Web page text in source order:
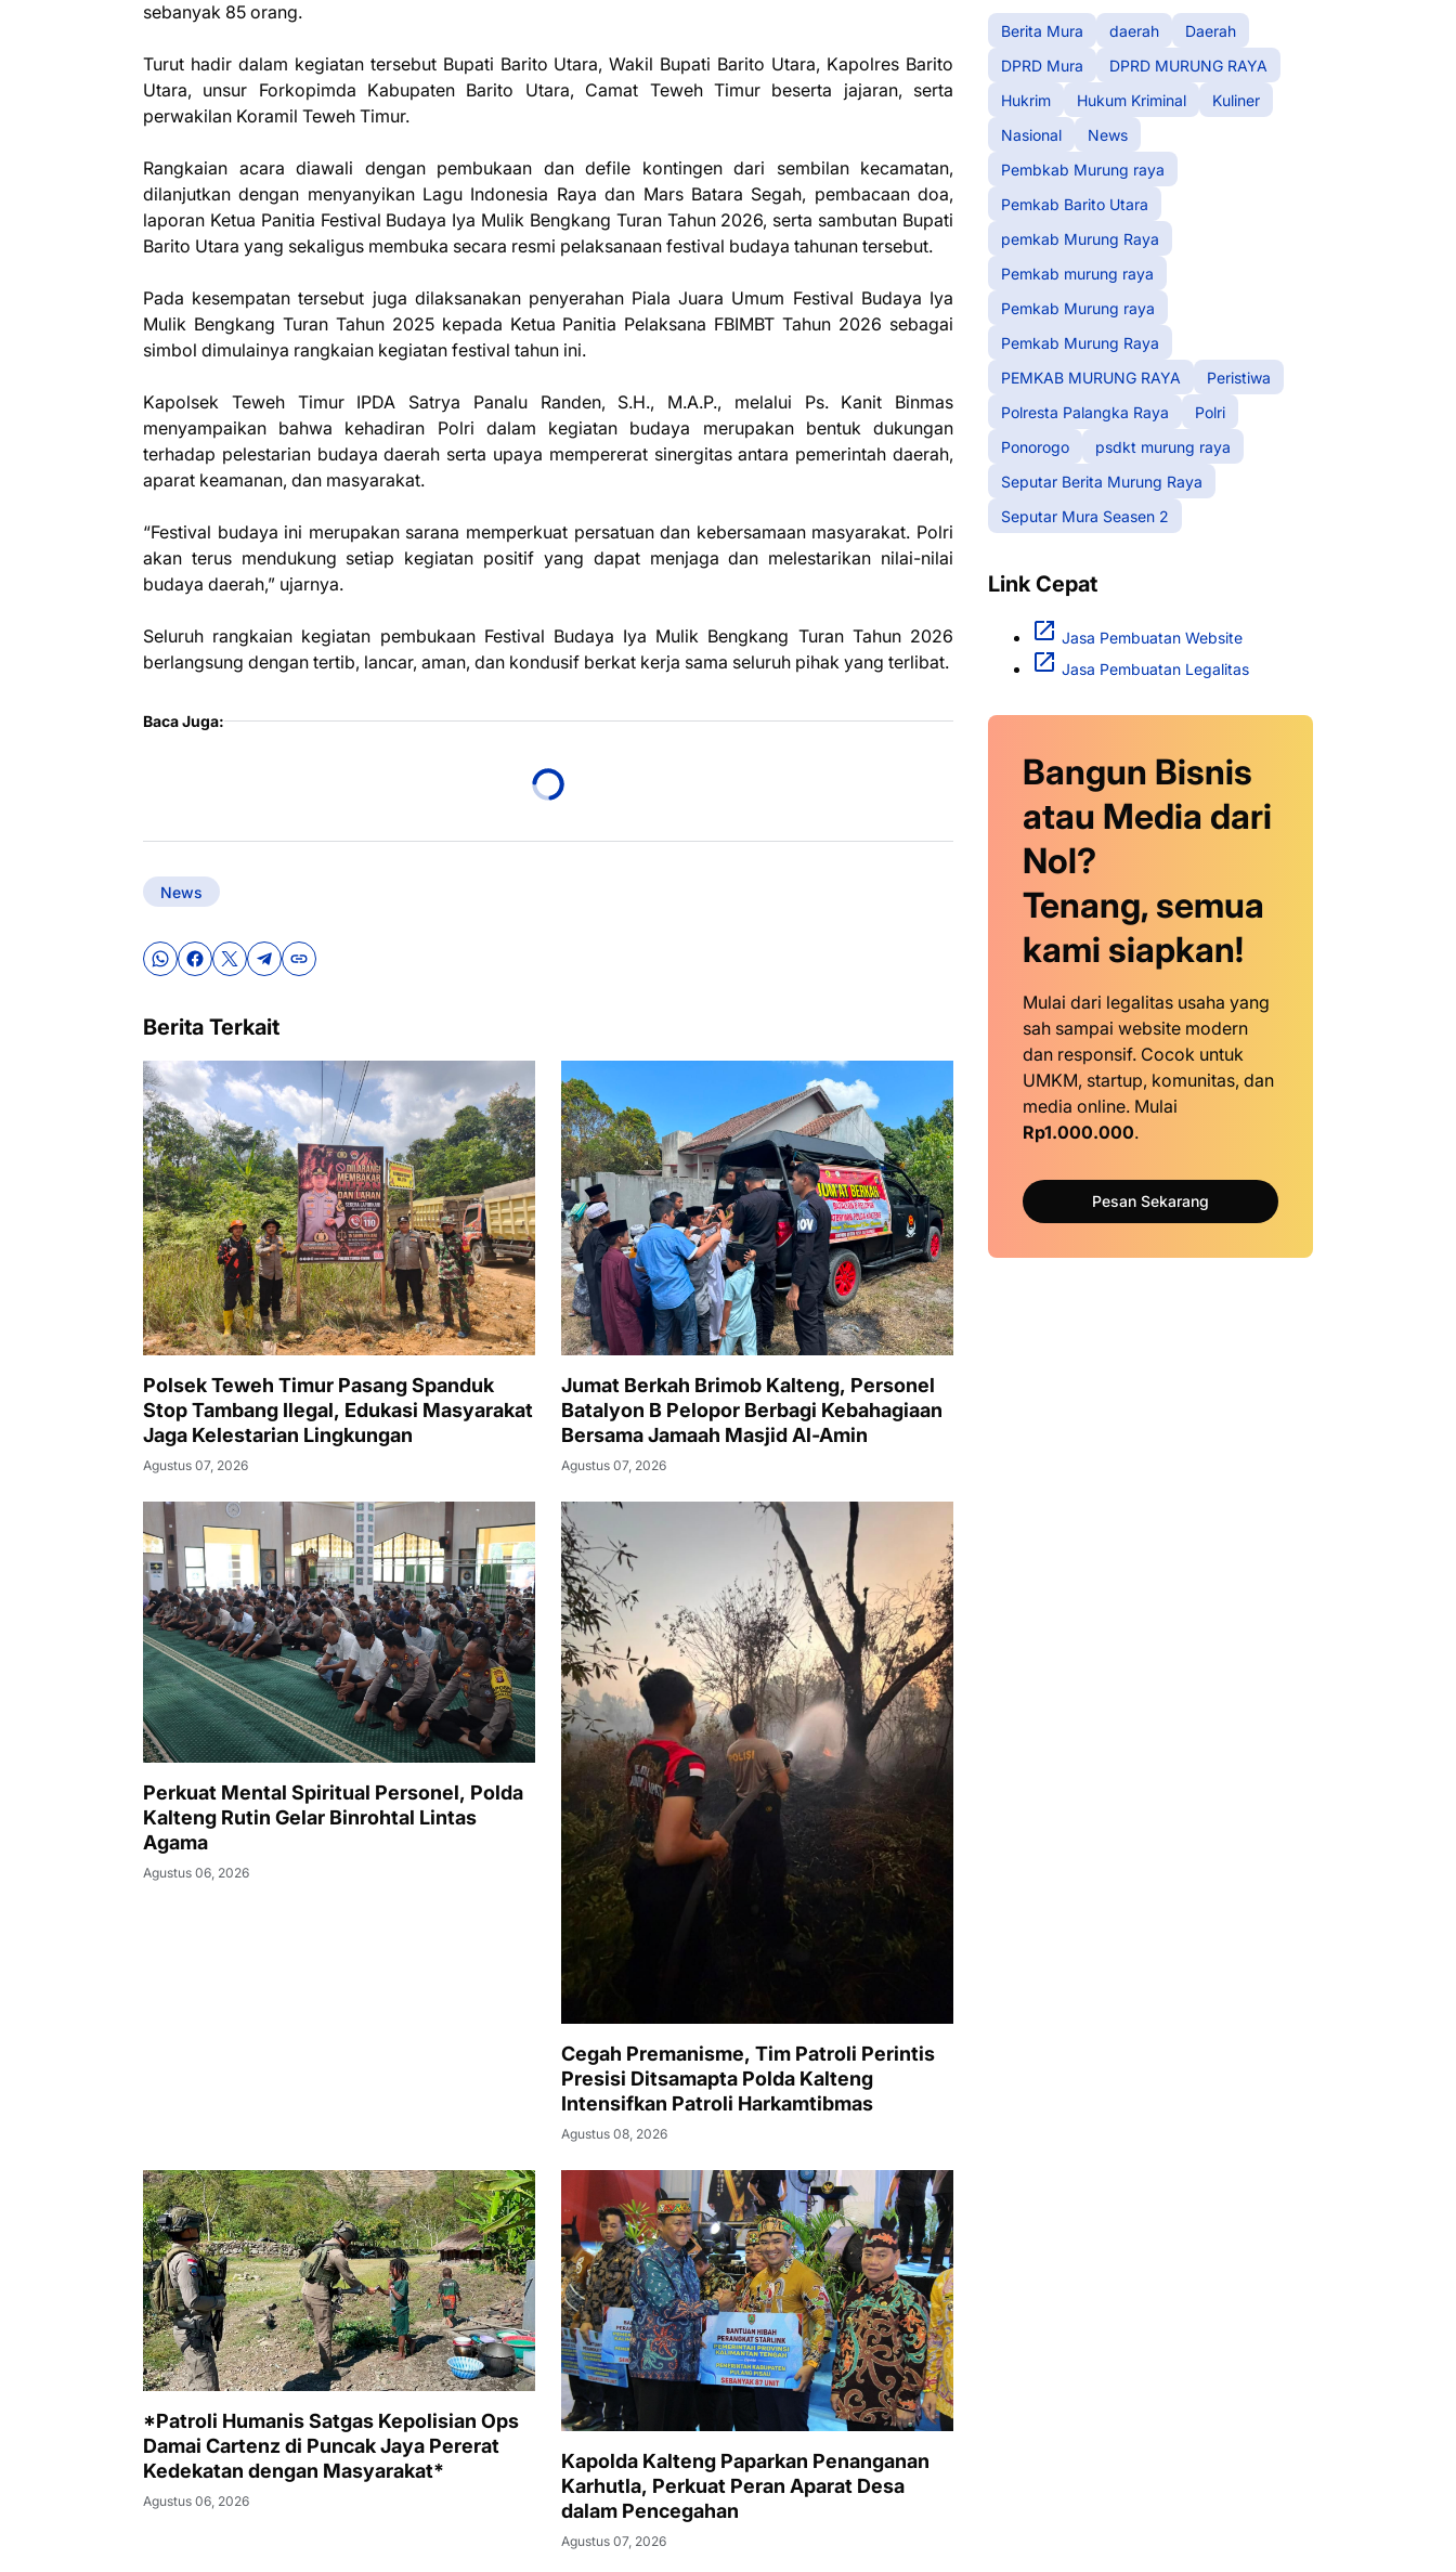
sebanyak 85 orang.
Turut hadir dalam kegiatan tersebut Bupati Barito Utara, Wakil Bupati Barito Utara, Kapolres Barito
Utara, unsur Forkopimda Kabupaten Barito Utara, Camat Teweh Timur beserta jajaran, serta
perwakilan Koramil Teweh Timur.
Rangkaian acara diawali dengan pembukaan dan defile kontingen dari sembilan kecamatan,
dilanjutkan dengan menyanyikan Lagu Indonesia Raya dan Mars Batara Segah, pembacaan doa,
laporan Ketua Panitia Festival Budaya Iya Mulik Bengkang Turan Tahun 2026, serta sambutan Bupati
Barito Utara yang sekaligus membuka secara resmi pelaksanaan festival budaya tahunan tersebut.
Pada kesempatan tersebut juga dilaksanakan penyerahan Piala Juara Umum Festival Budaya Iya
Mulik Bengkang Turan Tahun 2025 kepada Ketua Panitia Pelaksana FBIMBT Tahun 2026 sebagai
simbol dimulainya rangkaian kegiatan festival tahun ini.
Kapolsek Teweh Timur IPDA Satrya Panalu Randen, S.H., M.A.P., melalui Ps. Kanit Binmas
menyampaikan bahwa kehadiran Polri dalam kegiatan budaya merupakan bentuk dukungan
terhadap pelestarian budaya daerah serta upaya mempererat sinergitas antara pemerintah daerah,
aparat keamanan, dan masyarakat.
“Festival budaya ini merupakan sarana memperkuat persatuan dan kebersamaan masyarakat. Polri
akan terus mendukung setiap kegiatan positif yang dapat menjaga dan melestarikan nilai-nilai
budaya daerah,” ujarnya.
Seluruh rangkaian kegiatan pembukaan Festival Budaya Iya Mulik Bengkang Turan Tahun 2026
berlangsung dengan tertib, lancar, aman, dan kondusif berkat kerja sama seluruh pihak yang terlibat.
Baca Juga:
News
Berita Terkait
Polsek Teweh Timur Pasang Spanduk
Stop Tambang Ilegal, Edukasi Masyarakat
Jaga Kelestarian Lingkungan
Agustus 07, 2026
Jumat Berkah Brimob Kalteng, Personel
Batalyon B Pelopor Berbagi Kebahagiaan
Bersama Jamaah Masjid Al-Amin
Agustus 07, 2026
Perkuat Mental Spiritual Personel, Polda
Kalteng Rutin Gelar Binrohtal Lintas
Agama
Agustus 06, 2026
Cegah Premanisme, Tim Patroli Perintis
Presisi Ditsamapta Polda Kalteng
Intensifkan Patroli Harkamtibmas
Agustus 08, 2026
*Patroli Humanis Satgas Kepolisian Ops
Damai Cartenz di Puncak Jaya Pererat
Kedekatan dengan Masyarakat*
Agustus 06, 2026
Kapolda Kalteng Paparkan Penanganan
Karhutla, Perkuat Peran Aparat Desa
dalam Pencegahan
Agustus 07, 2026
Berita Mura daerah
Daerah
DPRD Mura
DPRD MURUNG RAYA
Hukrim
Hukum Kriminal
Kuliner
Nasional
News
Pembkab Murung raya
Pemkab Barito Utara
pemkab Murung Raya
Pemkab murung raya
Pemkab Murung raya
Pemkab Murung Raya
PEMKAB MURUNG RAYA
Peristiwa
Polresta Palangka Raya
Polri
Ponorogo
psdkt murung raya
Seputar Berita Murung Raya
Seputar Mura Seasen 2
Link Cepat
Jasa Pembuatan Website
Jasa Pembuatan Legalitas
Bangun Bisnis
atau Media dari
Nol?
Tenang, semua
kami siapkan!
Mulai dari legalitas usaha yang
sah sampai website modern
dan responsif. Cocok untuk
UMKM, startup, komunitas, dan
media online. Mulai
Rp1.000.000.
Pesan Sekarang